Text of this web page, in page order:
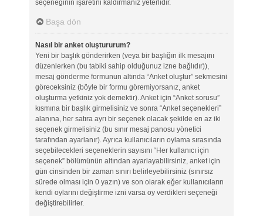
seçeneğinin işaretini kaldırmanız yeterlidir.
Başa dön
Nasıl bir anket oluştururum?
Yeni bir başlık gönderirken (veya bir başlığın ilk mesajını
düzenlerken (bu tabiki sahip olduğunuz izne bağlıdır)),
mesaj gönderme formunun altında “Anket oluştur” sekmesini
göreceksiniz (böyle bir formu göremiyorsanız, anket
oluşturma yetkiniz yok demektir). Anket için “Anket sorusu”
kısmına bir başlık girmelisiniz ve sonra “Anket seçenekleri”
alanına, her satıra ayrı bir seçenek olacak şekilde en az iki
seçenek girmelisiniz (bu sınır mesaj panosu yönetici
tarafından ayarlanır). Ayrıca kullanıcıların oylama sırasında
seçebilecekleri seçeneklerin sayısını “Her kullanıcı için
seçenek” bölümünün altından ayarlayabilirsiniz, anket için
gün cinsinden bir zaman sınırı belirleyebilirsiniz (sınırsız
sürede olması için 0 yazın) ve son olarak eğer kullanıcıların
kendi oylarını değiştirme izni varsa oy verdikleri seçeneği
değiştirebilirler.